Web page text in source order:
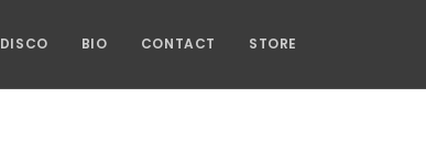
DISCO BIO CONTACT STORE